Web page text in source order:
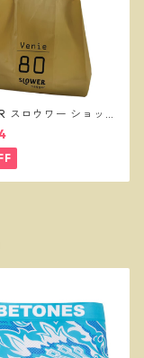
スロウワー ショッパ
ビーニー L サンド SL